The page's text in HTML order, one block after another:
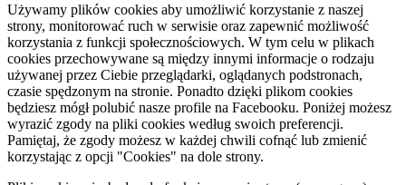
Używamy plików cookies aby umożliwić korzystanie z naszej
strony, monitorować ruch w serwisie oraz zapewnić możliwość
korzystania z funkcji społecznościowych. W tym celu w plikach
cookies przechowywane są między innymi informacje o rodzaju
używanej przez Ciebie przeglądarki, oglądanych podstronach,
czasie spędzonym na stronie. Ponadto dzięki plikom cookies
będziesz mógł polubić nasze profile na Facebooku. Poniżej możesz
wyrazić zgody na pliki cookies według swoich preferencji.
Pamiętaj, że zgody możesz w każdej chwili cofnąć lub zmienić
korzystając z opcji "Cookies" na dole strony.